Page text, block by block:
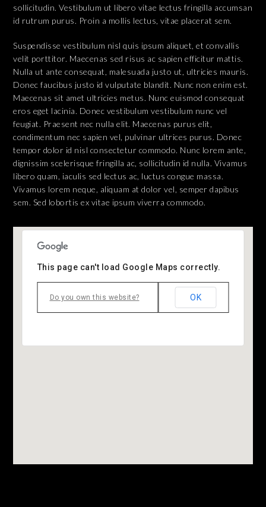
sollicitudin. Vestibulum ut libero vitae lectus fringilla accumsan
id rutrum purus. Proin a mollis lectus, vitae placerat sem.
Suspendisse vestibulum nisl quis ipsum aliquet, et convallis
velit porttitor. Maecenas sed risus ac sapien efficitur mattis.
Nulla ut ante consequat, malesuada justo ut, ultricies mauris.
Donec faucibus justo id vulputate blandit. Nunc non enim est.
Maecenas sit amet ultricies metus. Nunc euismod consequat
eros eget lacinia. Donec vestibulum vestibulum nunc vel
feugiat. Praesent nec nulla elit. Maecenas purus elit,
condimentum nec sapien vel, pulvinar ultrices purus. Donec
tempor dolor id nisl consectetur commodo. Nunc lorem ante,
dignissim scelerisque fringilla ac, sollicitudin id nulla. Vivamus
libero quam, iaculis sed lectus ac, luctus congue massa.
Vivamus lorem neque, aliquam at dolor vel, semper dapibus
sem. Sed lobortis ex vitae ipsum viverra commodo.
Marker Text
This page can't load Google Maps correctly.
Do you own this website? OK